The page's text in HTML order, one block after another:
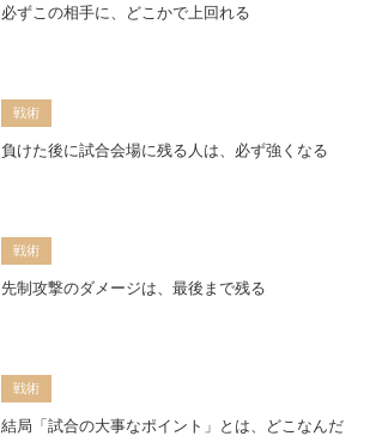
必ずこの相手に、どこかで上回れる
戦術
負けた後に試合会場に残る人は、必ず強くなる
戦術
先制攻撃のダメージは、最後まで残る
戦術
結局「試合の大事なポイント」とは、どこなんだ